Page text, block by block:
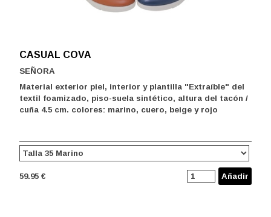
CASUAL COVA
SEÑORA
Material exterior piel, interior y plantilla "Extraíble" del
textil foamizado, piso-suela sintético, altura del tacón /
cuña 4.5 cm. colores: marino, cuero, beige y rojo
59.95 € Añadir